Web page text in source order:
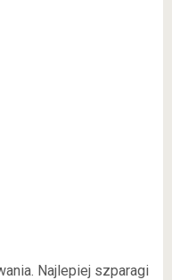
Najlepiej szparagi